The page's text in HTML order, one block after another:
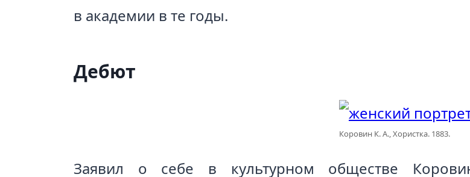
в академии в те годы.
Дебют
Коровин К. А., Хористка. 1883.
Заявил о себе в культурном обществе